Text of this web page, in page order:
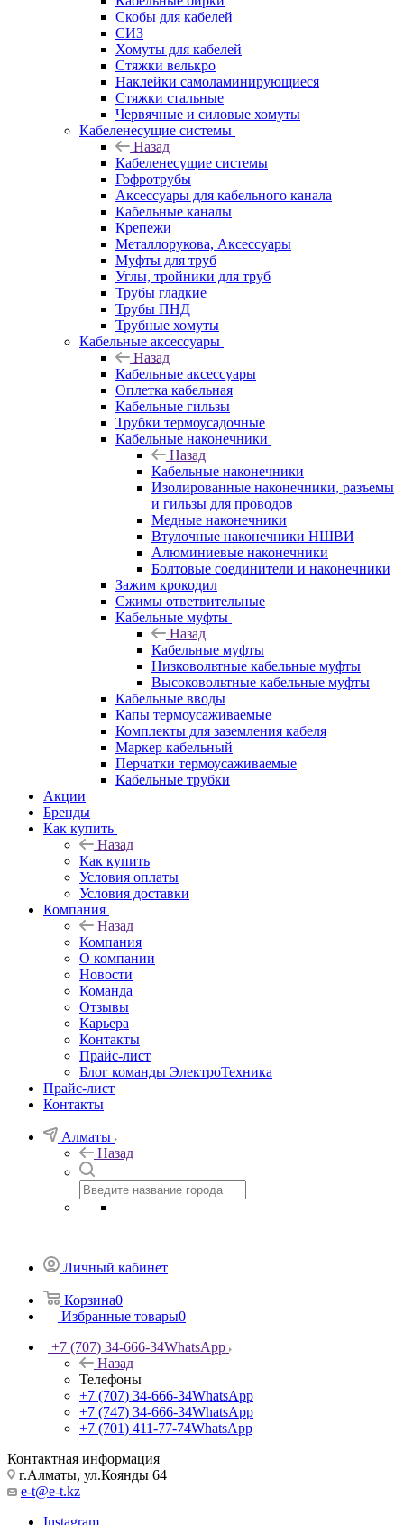
Cкобы для кабелей
СИЗ
Хомуты для кабелей
Стяжки велькро
Наклейки самоламинирующиеся
Стяжки стальные
Червячные и силовые хомуты
Кабеленесущие системы
Назад
Кабеленесущие системы
Гофротрубы
Аксессуары для кабельного канала
Кабельные каналы
Крепежи
Металлорукова, Аксессуары
Муфты для труб
Углы, тройники для труб
Трубы гладкие
Трубы ПНД
Трубные хомуты
Кабельные аксессуары
Назад
Кабельные аксессуары
Оплетка кабельная
Кабельные гильзы
Трубки термоусадочные
Кабельные наконечники
Назад
Кабельные наконечники
Изолированные наконечники, разъемы
и гильзы для проводов
Медные наконечники
Втулочные наконечники НШВИ
Алюминиевые наконечники
Болтовые соединители и наконечники
Зажим крокодил
Сжимы ответвительные
Кабельные муфты
Назад
Кабельные муфты
Низковольтные кабельные муфты
Высоковольтные кабельные муфты
Кабельные вводы
Капы термоусаживаемые
Комплекты для заземления кабеля
Маркер кабельный
Перчатки термоусаживаемые
Кабельные трубки
Акции
Бренды
Как купить
Назад
Как купить
Условия оплаты
Условия доставки
Компания
Назад
Компания
О компании
Новости
Команда
Отзывы
Карьера
Контакты
Прайс-лист
Блог команды ЭлектроТехника
Прайс-лист
Контакты
Алматы
Назад
Личный кабинет
Корзина0
Избранные товары0
+7 (707) 34-666-34WhatsApp
Назад
Телефоны
+7 (707) 34-666-34WhatsApp
+7 (747) 34-666-34WhatsApp
+7 (701) 411-77-74WhatsApp
Контактная информация
г.Алматы, ул.Коянды 64
e-t@e-t.kz
Instagram